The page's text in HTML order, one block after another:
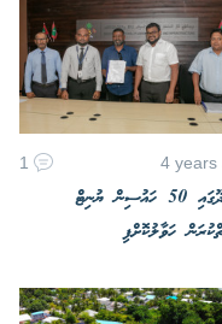
4 years
1
މިލަންދޫގައި 50 ހައުސިން ޔުނިޓް
ހަވާލުކޮށްފި